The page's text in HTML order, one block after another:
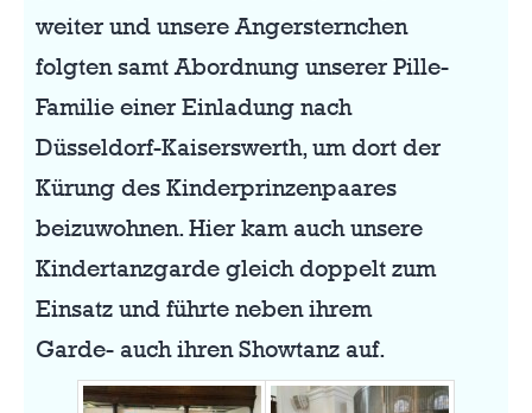
weiter und unsere Angersternchen
folgten samt Abordnung unserer Pille-
Familie einer Einladung nach
Düsseldorf-Kaiserswerth, um dort der
Kürung des Kinderprinzenpaares
beizuwohnen. Hier kam auch unsere
Kindertanzgarde gleich doppelt zum
Einsatz und führte neben ihrem
Garde- auch ihren Showtanz auf.